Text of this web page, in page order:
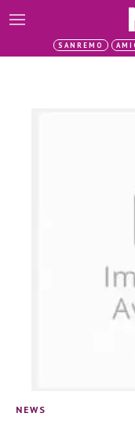
SANREMO
NEWS